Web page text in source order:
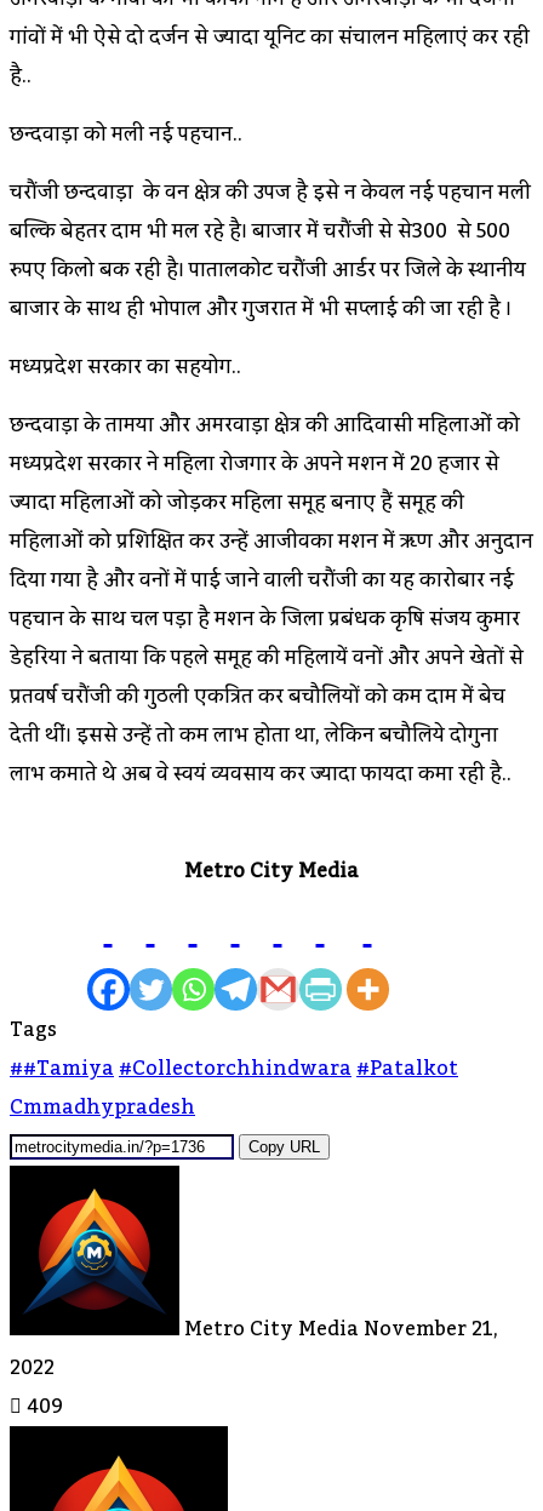
गांवों में भी ऐसे दो दर्जन से ज्यादा यूनिट का संचालन महिलाएं कर रही
है..
छिन्दवाड़ा को मिली नई पहचान..
चिरौंजी छिन्दवाड़ा के वन क्षेत्र की उपज है इसे न केवल नई पहचान मिली
बल्कि बेहतर दाम भी मिल रहे है। बाजार में चिरौंजी से से300 से 500
रुपए किलो बिक रही है। पातालकोट चिरौंजी आर्डर पर जिले के स्थानीय
बाजार के साथ ही भोपाल और गुजरात में भी सप्लाई की जा रही है ।
मध्यप्रदेश सरकार का सहयोग..
छिन्दवाड़ा के तामिया और अमरवाड़ा क्षेत्र की आदिवासी महिलाओं को
मध्यप्रदेश सरकार ने महिला रोजगार के अपने मिशन में 20 हजार से
ज्यादा महिलाओं को जोड़कर महिला समूह बनाए हैं समूह की
महिलाओं को प्रशिक्षित कर उन्हें आजीविका मिशन में ऋण और अनुदान
दिया गया है और वनों में पाई जाने वाली चिरौंजी का यह कारोबार नई
पहचान के साथ चल पड़ा है मिशन के जिला प्रबंधक कृषि संजय कुमार
डेहरिया ने बताया कि पहले समूह की महिलायें वनों और अपने खेतों से
प्रतिवर्ष चिरौंजी की गुठली एकत्रित कर बिचौलियों को कम दाम में बेच
देती थीं। इससे उन्हें तो कम लाभ होता था, लेकिन बिचौलिये दोगुना
लाभ कमाते थे अब वे स्वयं व्यवसाय कर ज्यादा फायदा कमा रही है..
Metro City Media
Tags
##tamiya#collectorchhindwara#patalkot
Cmmadhypradesh
Copy URL
Metro City MediaNovember 21,
2022
409